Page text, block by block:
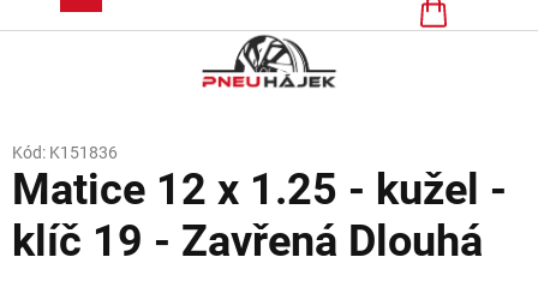
Nákupní
Matice 12 x 1.25 - kužel -
klíč 19 - Zavřená Dlouhá
Kód: K151836